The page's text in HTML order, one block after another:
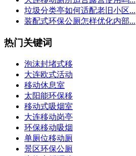
垃圾分类亭如何适配老旧小区...
装配式环保公厕怎样优化内部...
热门关键词
泡沫封堵式移
大连欧式活动
移动休息室
太阳能环保移
移动式吸烟室
大连移动岗亭
环保移动吸烟
单厕位移动厕
景区环保公厕